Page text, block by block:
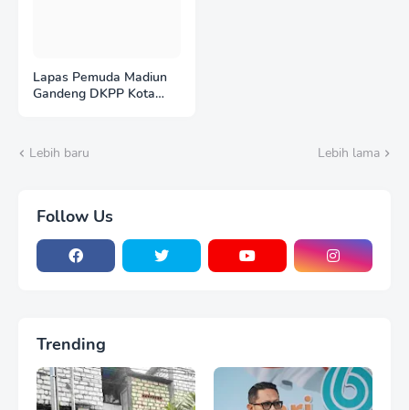
Lapas Pemuda Madiun
Gandeng DKPP Kota
Lebih baru Lebih lama
Follow Us
Trending